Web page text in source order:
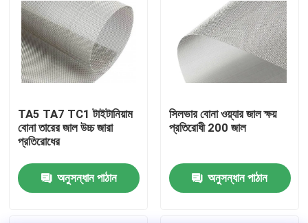
পণ্য
আমাদের সম্বন্ধে
কারখানা পরিদর্শন
গুণমান নিয়ন্ত্রণ
TA5 TA7 TC1 টাইটানিয়াম
বোনা তারের জাল উচ্চ জারা
প্রতিরোধের
অনুসন্ধান পাঠান
সিলভার বোনা ওয়্যার জাল ক্ষয়
প্রতিরোধী 200 জাল
অনুসন্ধান পাঠান